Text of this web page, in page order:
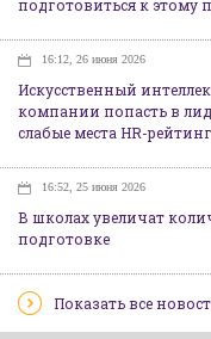
подготовиться к этому
16:12, 26 июня 2026
Искусственный
компании попасть в
слабые места HR-
16:52, 25 июня 2026
В школах увеличат
подготовке
Показать все